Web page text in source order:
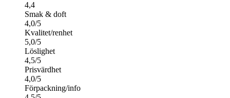
4,4
Smak & doft
4,0/5
Kvalitet/renhet
5,0/5
Löslighet
4,5/5
Prisvärdhet
4,0/5
Förpackning/info